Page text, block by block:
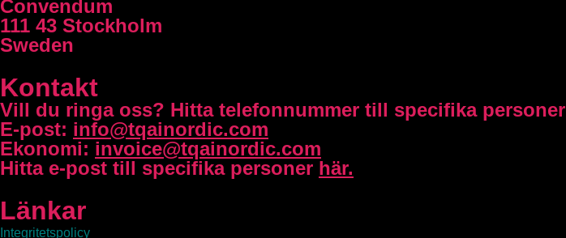
Convendum
111 43 Stockholm
Sweden
Kontakt
Vill du ringa oss? Hitta telefonnummer till specifika personer
E-post: info@tqainordic.com
Ekonomi: invoice@tqainordic.com
Hitta e-post till specifika personer här.
Länkar
Integritetspolicy